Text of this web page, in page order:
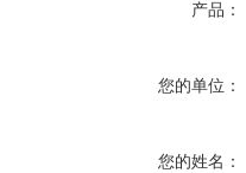
产品：
您的单位：
您的姓名：